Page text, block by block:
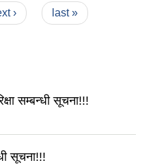
› last »
सम्बन्धी सूचना!!!
सूचना!!!